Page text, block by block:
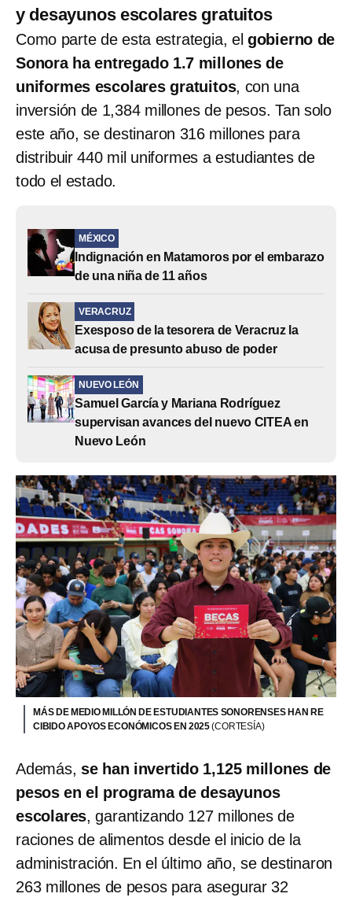
y desayunos escolares gratuitos
Como parte de esta estrategia, el gobierno de
Sonora ha entregado 1.7 millones de
uniformes escolares gratuitos, con una
inversión de 1,384 millones de pesos. Tan solo
este año, se destinaron 316 millones para
distribuir 440 mil uniformes a estudiantes de
todo el estado.
MÉXICO
Indignación en Matamoros por el embarazo
de una niña de 11 años
VERACRUZ
Exesposo de la tesorera de Veracruz la
acusa de presunto abuso de poder
NUEVO LEÓN
Samuel García y Mariana Rodríguez
supervisan avances del nuevo CITEA en
Nuevo León
MÁS DE MEDIO MILLÓN DE ESTUDIANTES SONORENSES HAN RE
CIBIDO APOYOS ECONÓMICOS EN 2025(CORTESÍA)
Además, se han invertido 1,125 millones de
pesos en el programa de desayunos
escolares, garantizando 127 millones de
raciones de alimentos desde el inicio de la
administración. En el último año, se destinaron
263 millones de pesos para asegurar 32